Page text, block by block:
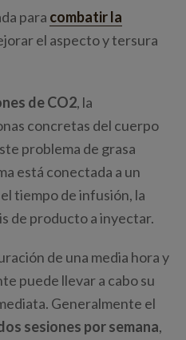
para combatir la
el aspecto y tersura
de CO2, la
concretas del cuerpo
problema de grasa
está conectada a un
tiempo de infusión, la
de producto a inyectar.
de una media hora y
puede llevar a cabo su
Generalmente el
sesiones por semana,